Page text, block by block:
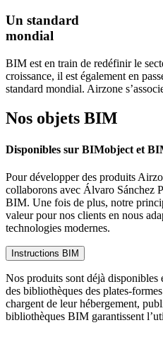
Un standard
mondial
BIM est en train de redéfinir le
croissance, il est également en
standard mondial. Airzone
Nos objets BIM
Disponibles sur BIMobject et
Pour développer des produits
collaborons avec Álvaro Sánchez
BIM. Une fois de plus, notre
valeur pour nos clients en nous
technologies modernes.
Instructions BIM
Nos produits sont déjà disponibles
des bibliothèques des plates-
chargent de leur hébergement,
bibliothèques BIM garantissent